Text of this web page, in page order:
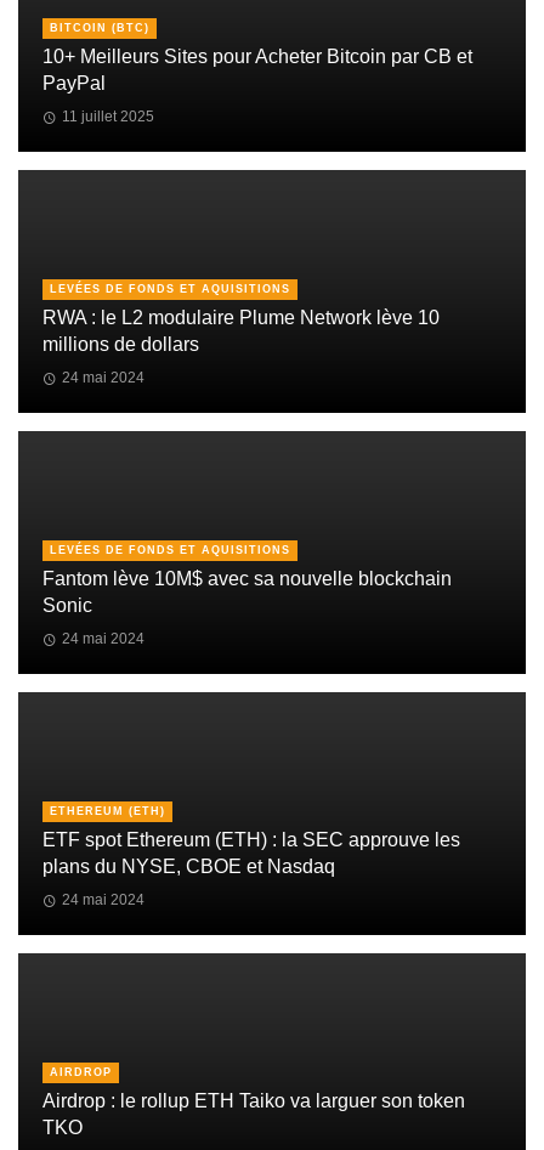
BITCOIN (BTC)
10+ Meilleurs Sites pour Acheter Bitcoin par CB et
PayPal
11 juillet 2025
LEVÉES DE FONDS ET AQUISITIONS
RWA : le L2 modulaire Plume Network lève 10
millions de dollars
24 mai 2024
LEVÉES DE FONDS ET AQUISITIONS
Fantom lève 10M$ avec sa nouvelle blockchain
Sonic
24 mai 2024
ETHEREUM (ETH)
ETF spot Ethereum (ETH) : la SEC approuve les
plans du NYSE, CBOE et Nasdaq
24 mai 2024
AIRDROP
Airdrop : le rollup ETH Taiko va larguer son token
TKO